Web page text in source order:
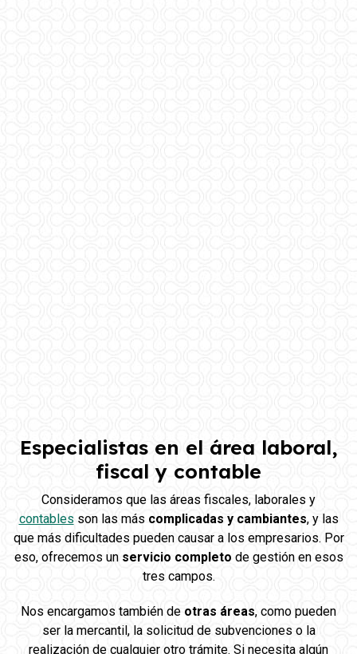
Especialistas en el área laboral,
fiscal y contable
Consideramos que las áreas fiscales, laborales y
contablesson las más complicadas y cambiantes, y las
que más dificultades pueden causar a los empresarios. Por
eso, ofrecemos un servicio completo de gestión en esos
tres campos.
Nos encargamos también de otras áreas, como pueden
ser la mercantil, la solicitud de subvenciones o la
realización de cualquier otro trámite. Si necesita algún